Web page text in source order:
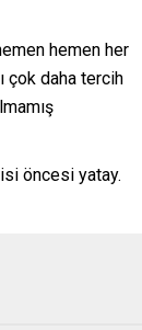
hemen her
çok daha tercih
öncesi yatay.